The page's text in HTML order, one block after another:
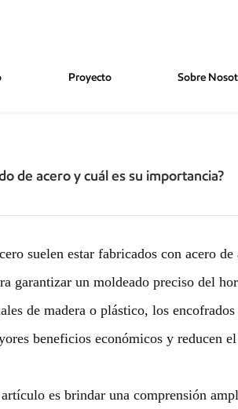
Proyecto Sobre
de acero y cuál es su importancia?
suelen estar fabricados con acero
garantizar un moldeado preciso del
de madera o plástico, los
beneficios económicos y reducen
es brindar una comprensión